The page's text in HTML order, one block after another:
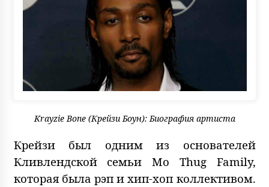
Krayzie Bone (Крейзи Боун): Биография артиста
Крейзи был одним из основателей
Кливлендской семьи Mo Thug Family,
которая была рэп и хип-хоп коллективом.